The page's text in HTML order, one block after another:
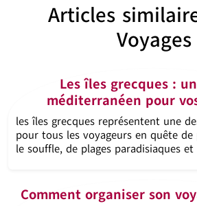
Articles
Voyages
Les îles grecques :
méditerranéen pour
les îles grecques représentent une
pour tous les voyageurs en quête de
le souffle, de plages paradisiaques et
Comment organiser son